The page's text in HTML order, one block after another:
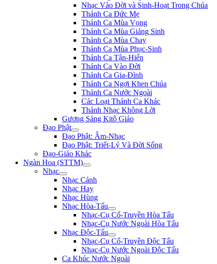
Nhạc Vào Đời và Sinh-Hoạt Trong Chúa
Thánh Ca Đức Mẹ
Thánh Ca Mùa Vọng
Thánh Ca Mùa Giáng Sinh
Thánh Ca Mùa Chay
Thánh Ca Mùa Phục-Sinh
Thánh Ca Tận-Hiến
Thánh Ca Vào Đời
Thánh Ca Gia-Đình
Thánh Ca Ngợi Khen Chúa
Thánh Ca Nước Ngoài
Các Loại Thánh Ca Khác
Thánh Nhạc Không Lời
Gương Sáng Kitô Giáo
Đạo Phật
Đạo Phật: Âm-Nhạc
Đạo Phật: Triết-Lý Và Đời Sống
Đạo-Giáo Khác
Ngàn Hoa (STTM)
Nhạc
Nhạc Cảnh
Nhạc Hay
Nhạc Hùng
Nhạc Hòa-Tấu
Nhạc-Cụ Cổ-Truyền Hòa Tấu
Nhạc-Cụ Nước Ngoài Hòa Tấu
Nhạc Độc-Tấu
Nhạc-Cụ Cổ-Truyền Độc Tấu
Nhạc-Cụ Nước Ngoài Độc Tấu
Ca Khúc Nước Ngoài